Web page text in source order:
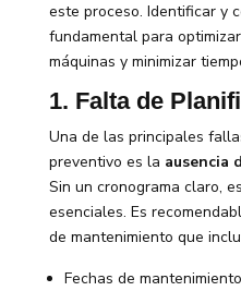
este proceso. Identificar y
fundamental para
máquinas y minimizar
1. Falta de
Una de las principales
preventivo es la ausencia
Sin un cronograma claro,
esenciales. Es
de mantenimiento que
Fechas de